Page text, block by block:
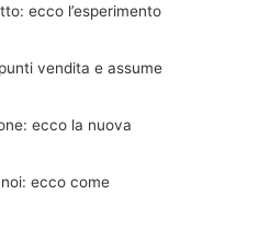
ecco l’esperimento
vendita e assume
ecco la nuova
noi: ecco come